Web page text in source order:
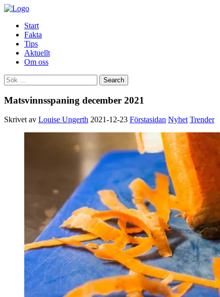
Start
Fakta
Tips
Aktuellt
Om oss
Matsvinnsspaning december 2021
Skrivet av Louise Ungerth 2021-12-23 Förstasidan Nyhet Trender